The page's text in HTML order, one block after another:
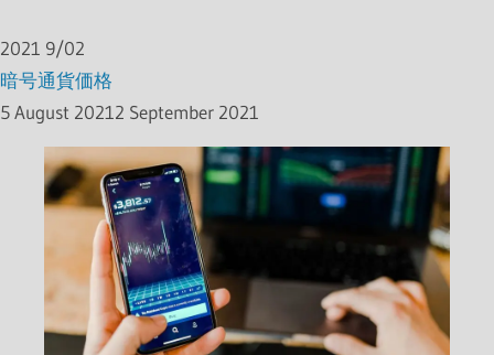
2021 9/02
暗号通貨価格
5 August 20212 September 2021